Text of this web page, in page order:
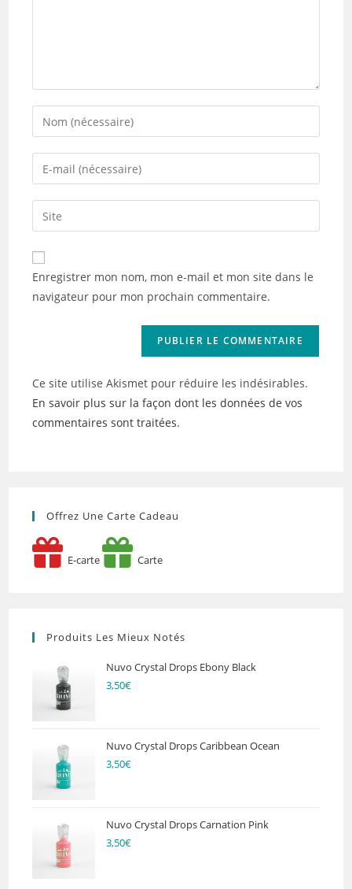
Enter
your
name
comment
Enter
your
email
address
comment
Saisir
l’URL
de
votre
(facultatif)
Enregistrer mon nom, mon e-mail et mon site dans le
navigateur pour mon prochain commentaire.
Ce site utilise Akismet pour réduire les indésirables.
En savoir plus sur la façon dont les données de vos
commentaires sont traitées.
Offrez Une Carte Cadeau
E-carte Carte
Produits Les Mieux Notés
Nuvo Crystal Drops Ebony Black
3,50€
Nuvo Crystal Drops Caribbean Ocean
3,50€
Nuvo Crystal Drops Carnation Pink
3,50€